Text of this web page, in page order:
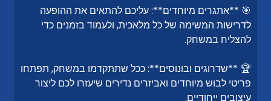
🎯 **אתגרים מיוחדים**: עליכם להתאים את ההופעה
לדרישות המשימה של כל מלאכית, ולעמוד בזמנים כדי
להצליח במשחק.
🏆 **שדרוגים ובונוסים**: ככל שתתקדמו במשחק, תפתחו
פריטי לבוש מיוחדים ואביזרים נדירים שיעזרו לכם ליצור
עיצובים ייחודיים.